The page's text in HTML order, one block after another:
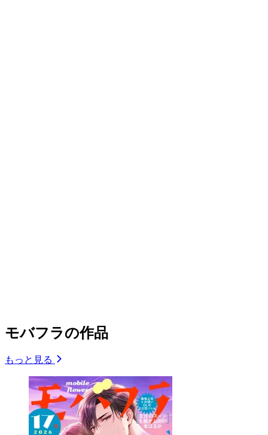
モバフラの作品
もっと見る